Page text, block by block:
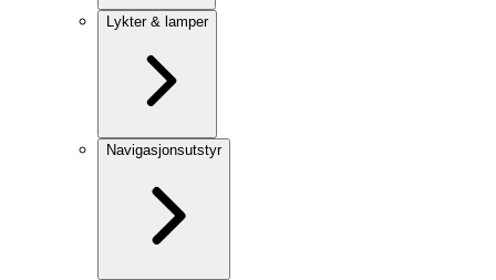
Lykter & lamper
Navigasjonsutstyr